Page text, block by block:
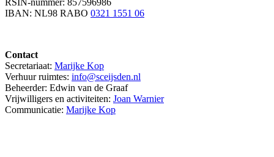
IBAN: NL98 RABO 0321 1551 06
Contact
Secretariaat: Marijke Kop
Verhuur ruimtes: info@sceijsden.nl
Beheerder: Edwin van de Graaf
Vrijwilligers en activiteiten: Joan Warnier
Communicatie: Marijke Kop